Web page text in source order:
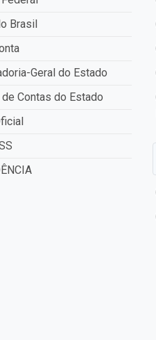
Brasil
Geral do Estado
de Contas do Estado